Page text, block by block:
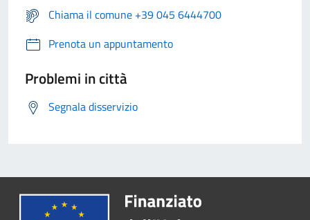
Chiama il comune +39 045 6444700
Prenota un appuntamento
Problemi in città
Segnala disservizio